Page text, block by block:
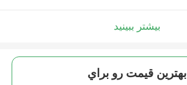
بیشتر ببینید
بهترين قيمت رو براي